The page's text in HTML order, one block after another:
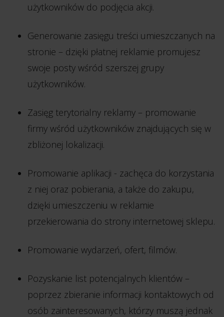
użytkowników do podjęcia akcji.
Generowanie zasięgu treści umieszczanych na
stronie – dzięki płatnej reklamie promujesz
swoje posty wśród szerszej grupy
użytkowników.
Zasięg terytorialny reklamy – promowanie
firmy wśród użytkowników znajdujących się w
zbliżonej lokalizacji.
Promowanie aplikacji - zachęca do korzystania
z niej oraz pobierania, a także do zakupu,
dzięki umieszczeniu w reklamie
przekierowania do strony internetowej sklepu.
Promowanie wydarzeń, ofert, filmów.
Pozyskanie list potencjalnych klientów –
poprzez zbieranie informacji kontaktowych od
osób zainteresowanych, którzy muszą jednak